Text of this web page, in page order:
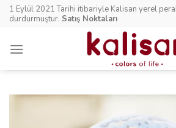
Skip1 Eylül 2021 Tarihi itibariyle Kalisan yerel
durdurmuştur. Satış Noktaları